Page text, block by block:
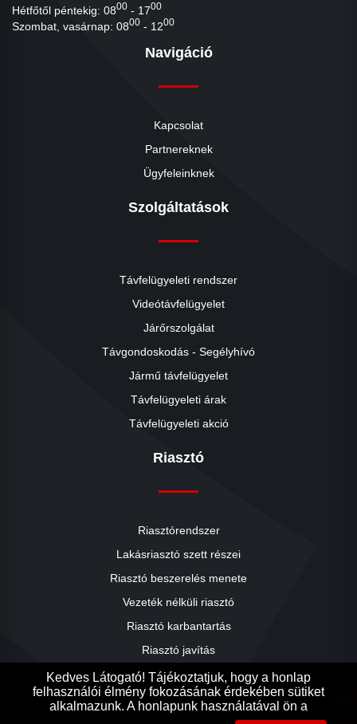
Hétfőtől péntekig: 0800 - 1700
Szombat, vasárnap: 0800 - 1200
Navigáció
Kapcsolat
Partnereknek
Ügyfeleinknek
Szolgáltatások
Távfelügyeleti rendszer
Videótávfelügyelet
Járőrszolgálat
Távgondoskodás - Segélyhívó
Jármű távfelügyelet
Távfelügyeleti árak
Távfelügyeleti akció
Riasztó
Riasztórendszer
Lakásriasztó szett részei
Riasztó beszerelés menete
Vezeték nélküli riasztó
Riasztó karbantartás
Riasztó javítás
Riasztók árai
Riasztó akció
Kedves Látogató! Tájékoztatjuk, hogy a honlap
felhasználói élmény fokozásának érdekében sütiket
alkalmazunk. A honlapunk használatával ön a